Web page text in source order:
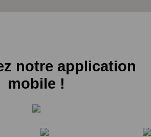
notre application
mobile !